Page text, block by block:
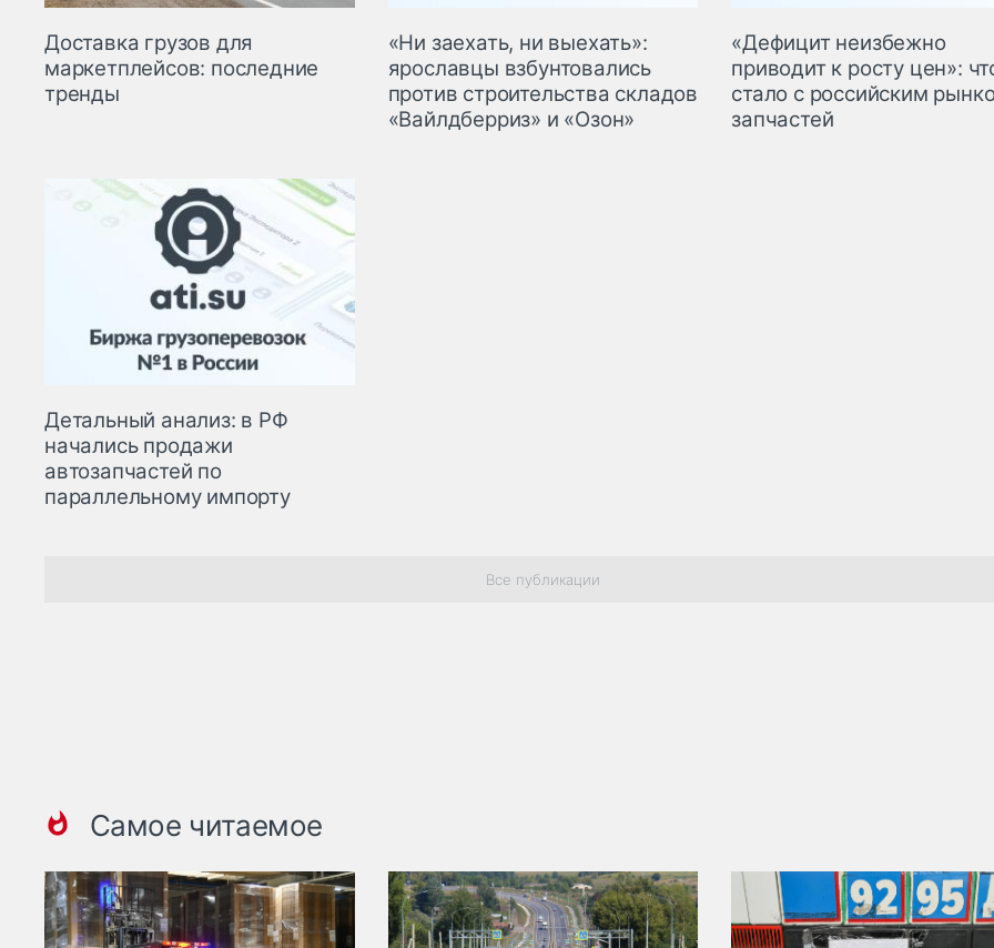
Доставка грузов для
маркетплейсов: последние
тренды
«Ни заехать, ни выехать»:
ярославцы взбунтовались
против строительства складов
«Вайлдберриз» и «Озон»
«Дефицит неизбежно
приводит к росту цен»:
стало с российским
запчастей
Детальный анализ: в РФ
начались продажи
автозапчастей по
параллельному импорту
Все публикации
Самое читаемое